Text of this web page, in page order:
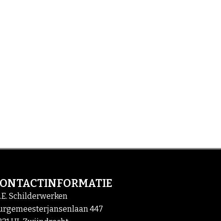
Schilderwerken
447